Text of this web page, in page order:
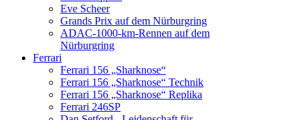
Eve Scheer
Grands Prix auf dem Nürburgring
ADAC-1000-km-Rennen auf dem
Nürburgring
Ferrari
Ferrari 156 „Sharknose“
Ferrari 156 „Sharknose“ Technik
Ferrari 156 „Sharknose“ Replika
Ferrari 246SP